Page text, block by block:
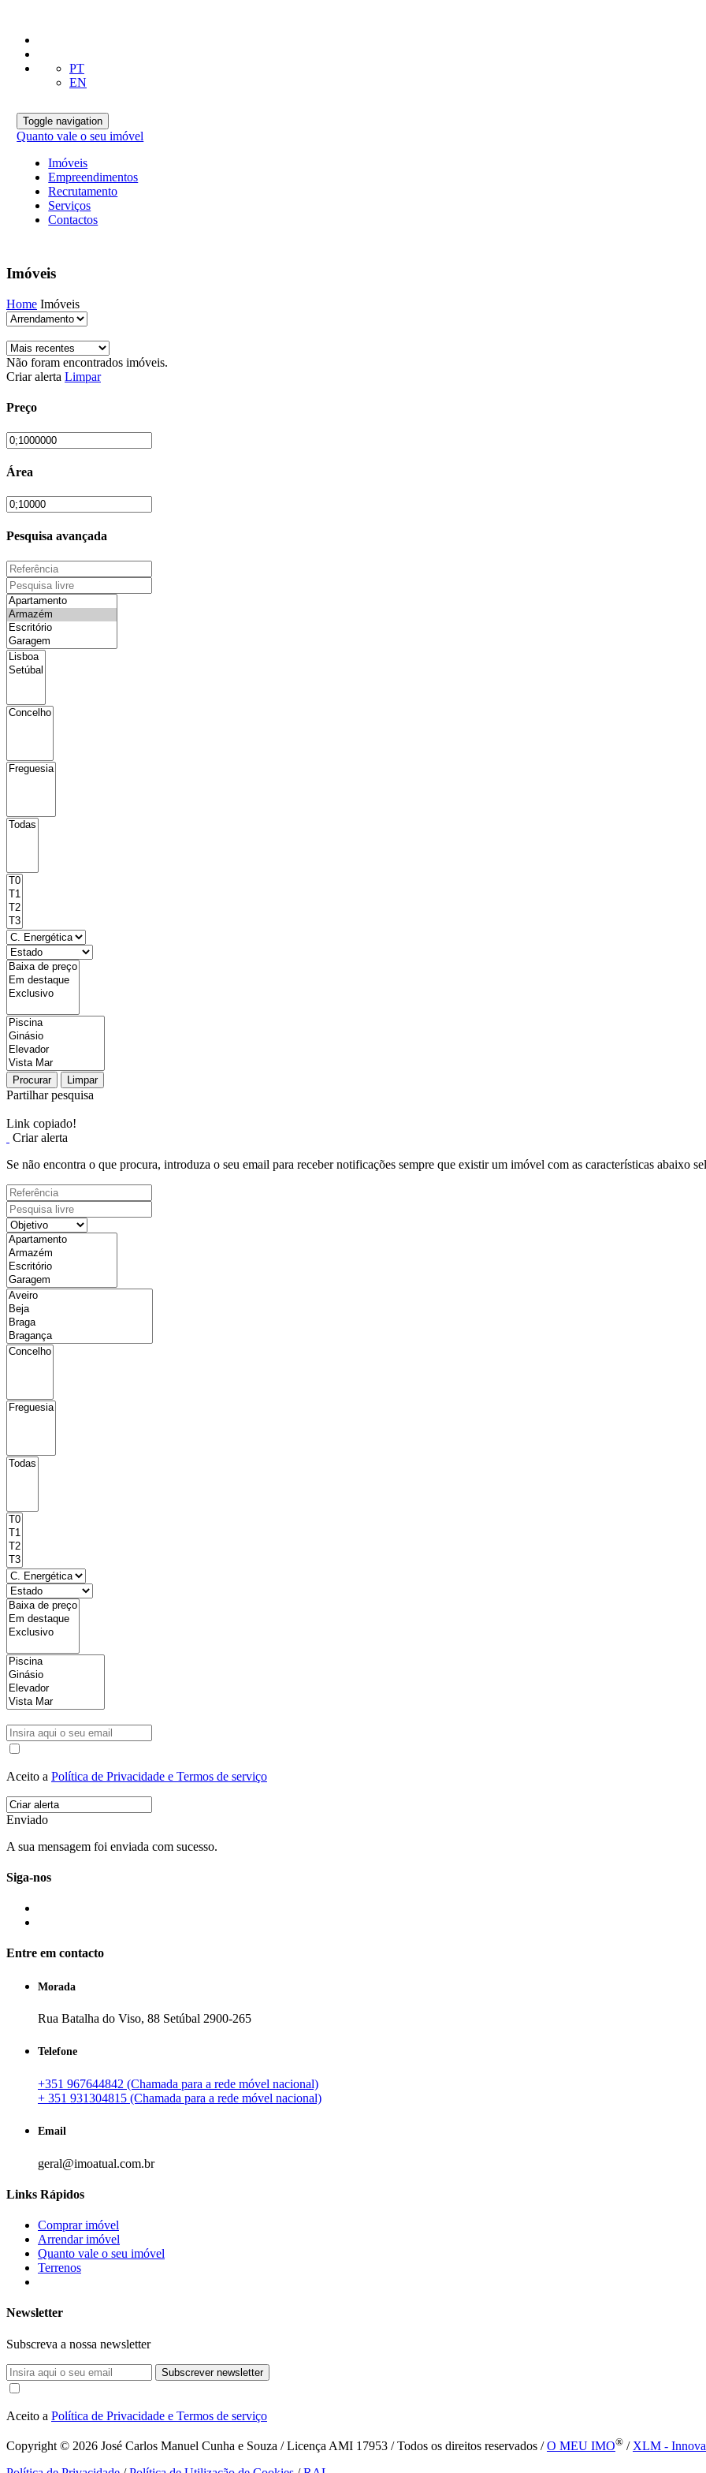
PT
EN
Toggle navigation
Quanto vale o seu imóvel
Imóveis
Empreendimentos
Recrutamento
Serviços
Contactos
Imóveis
Home Imóveis
Não foram encontrados imóveis.
Criar alerta Limpar
Preço
Área
Pesquisa avançada
Procurar Limpar
Partilhar pesquisa
Link copiado!
Criar alerta
Se não encontra o que procura, introduza o seu email para receber notificações sempre que existir um imóvel com as características abaixo
Aceito a Política de Privacidade e Termos de serviço
Enviado
A sua mensagem foi enviada com sucesso.
Siga-nos
Entre em contacto
Morada
Rua Batalha do Viso, 88 Setúbal 2900-265
Telefone
+351 967644842 (Chamada para a rede móvel nacional)
+ 351 931304815 (Chamada para a rede móvel nacional)
Email
geral@imoatual.com.br
Links Rápidos
Comprar imóvel
Arrendar imóvel
Quanto vale o seu imóvel
Terrenos
Newsletter
Subscreva a nossa newsletter
Subscrever newsletter
Aceito a Política de Privacidade e Termos de serviço
Copyright © 2026 José Carlos Manuel Cunha e Souza / Licença AMI 17953 / Todos os direitos reservados /O MEU IMO® / XLM -